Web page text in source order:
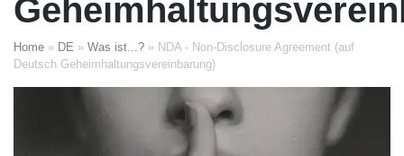
Home » DE » Was ist...? » NDA - Non-Disclosure Agreement (auf
Deutsch Geheimhaltungsvereinbarung)